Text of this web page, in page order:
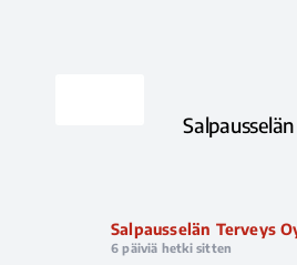
Salpausselän Terveys
6 päiviä hetki sitten